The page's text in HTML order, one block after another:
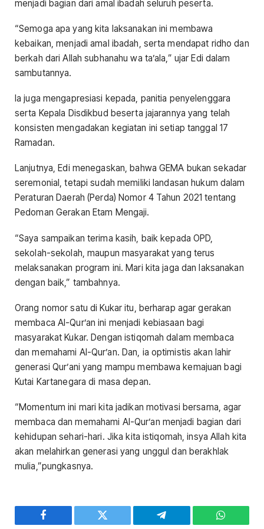
menjadi bagian dari amal ibadah seluruh peserta.
“Semoga apa yang kita laksanakan ini membawa
kebaikan, menjadi amal ibadah, serta mendapat ridho dan
berkah dari Allah subhanahu wa ta’ala,” ujar Edi dalam
sambutannya.
Ia juga mengapresiasi kepada, panitia penyelenggara
serta Kepala Disdikbud beserta jajarannya yang telah
konsisten mengadakan kegiatan ini setiap tanggal 17
Ramadan.
Lanjutnya, Edi menegaskan, bahwa GEMA bukan sekadar
seremonial, tetapi sudah memiliki landasan hukum dalam
Peraturan Daerah (Perda) Nomor 4 Tahun 2021 tentang
Pedoman Gerakan Etam Mengaji.
“Saya sampaikan terima kasih, baik kepada OPD,
sekolah-sekolah, maupun masyarakat yang terus
melaksanakan program ini. Mari kita jaga dan laksanakan
dengan baik,” tambahnya.
Orang nomor satu di Kukar itu, berharap agar gerakan
membaca Al-Qur’an ini menjadi kebiasaan bagi
masyarakat Kukar. Dengan istiqomah dalam membaca
dan memahami Al-Qur’an. Dan, ia optimistis akan lahir
generasi Qur’ani yang mampu membawa kemajuan bagi
Kutai Kartanegara di masa depan.
“Momentum ini mari kita jadikan motivasi bersama, agar
membaca dan memahami Al-Qur’an menjadi bagian dari
kehidupan sehari-hari. Jika kita istiqomah, insya Allah kita
akan melahirkan generasi yang unggul dan berakhlak
mulia,”pungkasnya.
Facebook Twitter Telegram